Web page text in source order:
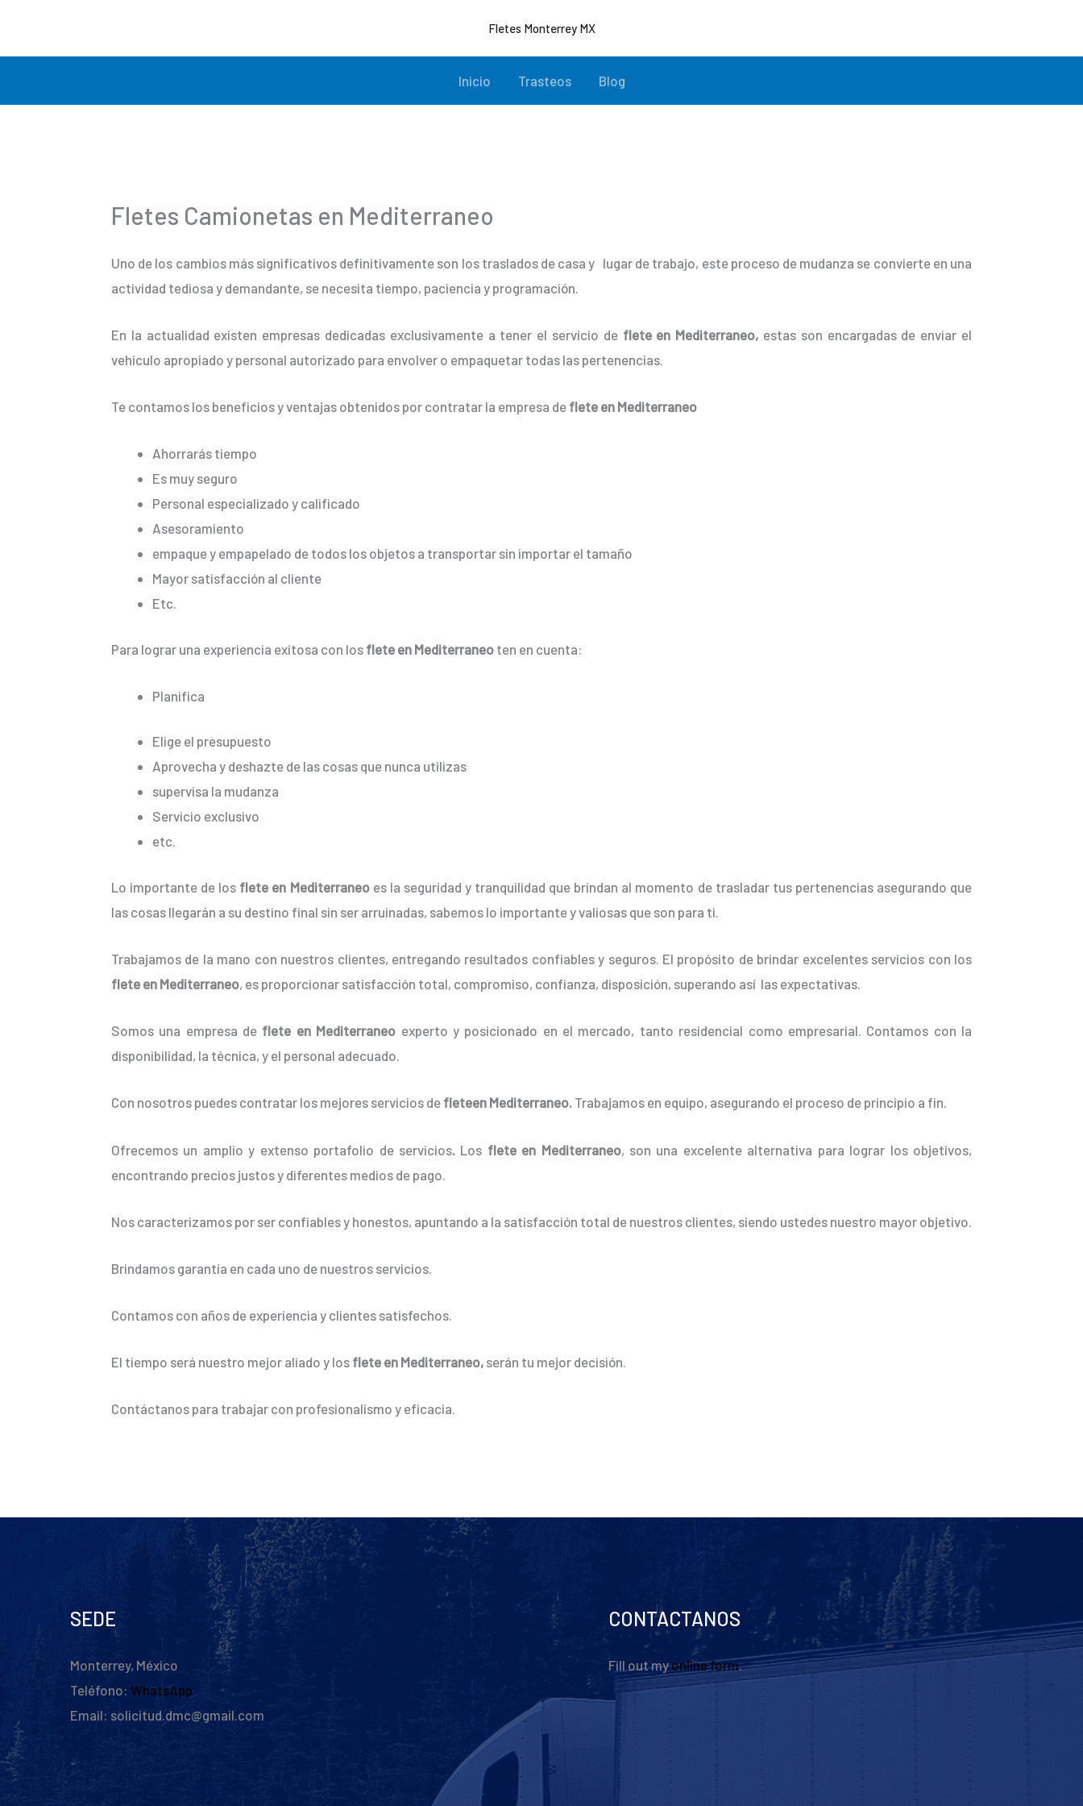
contenido
Fletes Monterrey MX
Inicio Trasteos Blog
Fletes Camionetas en Mediterraneo
Uno de los cambios más significativos definitivamente son los traslados de casa y lugar de trabajo, este proceso de mudanza se convierte en una
actividad tediosa y demandante, se necesita tiempo, paciencia y programación.
En la actualidad existen empresas dedicadas exclusivamente a tener el servicio deflete en Mediterraneo, estas son encargadas de enviar el
vehículo apropiado y personal autorizado para envolver o empaquetar todas las pertenencias.
Te contamos los beneficios y ventajas obtenidos por contratar la empresa de flete en Mediterraneo
Ahorrarás tiempo
Es muy seguro
Personal especializado y calificado
Asesoramiento
empaque y empapelado de todos los objetos a transportar sin importar el tamaño
Mayor satisfacción al cliente
Etc.
Para lograr una experiencia exitosa con los flete en Mediterraneo ten en cuenta:
Planifica
Elige el presupuesto
Aprovecha y deshazte de las cosas que nunca utilizas
supervisa la mudanza
Servicio exclusivo
etc.
Lo importante de los flete en Mediterraneoes la seguridad y tranquilidad que brindan al momento de trasladar tus pertenencias asegurando que
las cosas llegarán a su destino final sin ser arruinadas, sabemos lo importante y valiosas que son para ti.
Trabajamos de la mano con nuestros clientes, entregando resultados confiables y seguros. El propósito de brindar excelentes servicios con los
flete en Mediterraneo, es proporcionar satisfacción total, compromiso, confianza, disposición, superando así las expectativas.
Somos una empresa de flete en Mediterraneo experto y posicionado en el mercado, tanto residencial como empresarial. Contamos con la
disponibilidad, la técnica, y el personal adecuado.
Con nosotros puedes contratar los mejores servicios de fleteen Mediterraneo. Trabajamos en equipo, asegurando el proceso de principio a fin.
Ofrecemos un amplio y extenso portafolio de servicios. Los flete en Mediterraneo, son una excelente alternativa para lograr los objetivos,
encontrando precios justos y diferentes medios de pago.
Nos caracterizamos por ser confiables y honestos, apuntando a la satisfacción total de nuestros clientes, siendo ustedes nuestro mayor objetivo.
Brindamos garantía en cada uno de nuestros servicios.
Contamos con años de experiencia y clientes satisfechos.
El tiempo será nuestro mejor aliado y los flete en Mediterraneo, serán tu mejor decisión.
Contáctanos para trabajar con profesionalismo y eficacia.
SEDE
Monterrey, México
Teléfono: WhatsApp
Email: solicitud.dmc@gmail.com
CONTACTANOS
Fill out myonline form.